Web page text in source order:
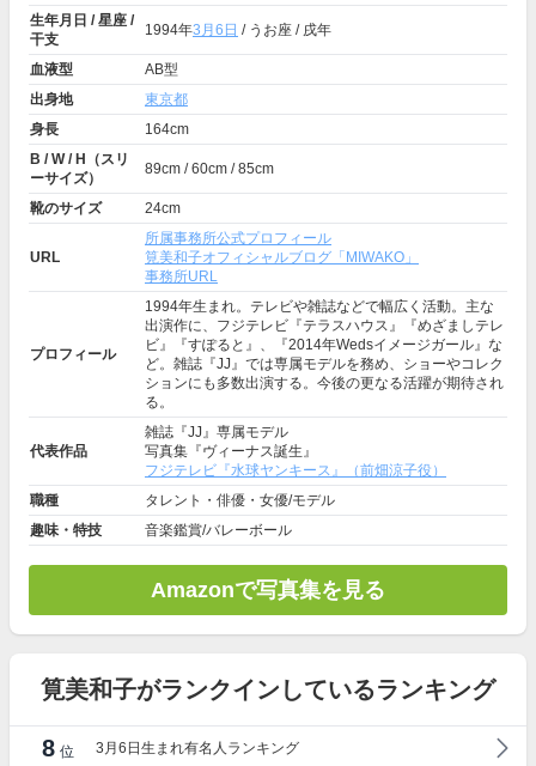
生年月日 / 星座 /
干支
1994年3月6日 / うお座 / 戌年
血液型
AB型
出身地
東京都
身長
164cm
B / W / H（スリ
ーサイズ）
89cm / 60cm / 85cm
靴のサイズ 24cm
URL
所属事務所公式プロフィール
筧美和子オフィシャルブログ「MIWAKO」
事務所URL
プロフィール
1994年生まれ。テレビや雑誌などで幅広く活動。主な
出演作に、フジテレビ『テラスハウス』『めざましテレ
ビ』『すぽると』、『2014年Wedsイメージガール』な
ど。雑誌『JJ』では専属モデルを務め、ショーやコレク
ションにも多数出演する。今後の更なる活躍が期待され
る。
代表作品
雑誌『JJ』専属モデル
写真集『ヴィーナス誕生』
フジテレビ『水球ヤンキース』（前畑涼子役）
職種
タレント・俳優・女優/モデル
趣味・特技
音楽鑑賞/バレーボール
Amazonで写真集を見る
筧美和子がランクインしているランキング
8 位 3月6日生まれ有名人ランキング